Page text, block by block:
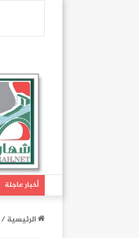
أخبار عاجلة
الرئيسية/